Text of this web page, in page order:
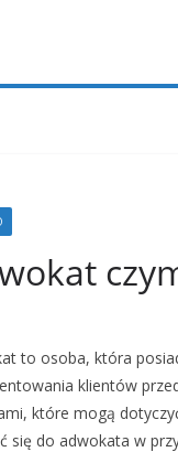
to osoba, która
klientów
które mogą
się do adwokata w